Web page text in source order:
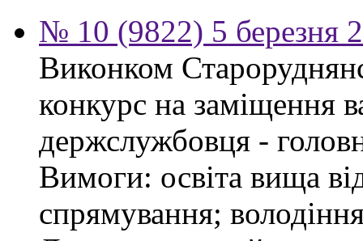
№ 10 (9822) 5 березня
Виконком
конкурс на заміщення
держслужбовця -
Вимоги: освіта вища
спрямування;